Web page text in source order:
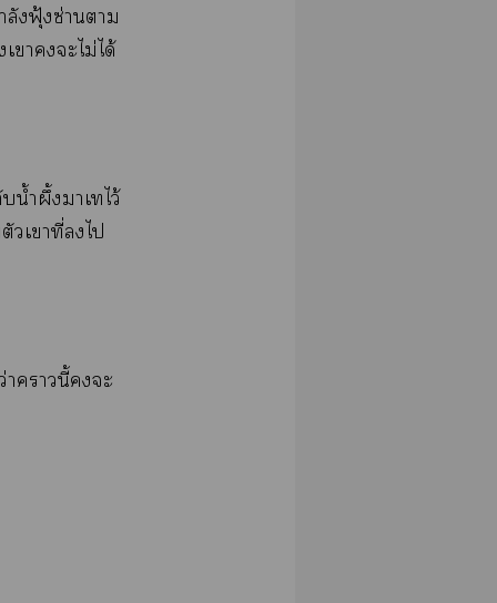
ฟุ้​ซ่​​
ไม่​ได้​
น้ำ​ึ้​​​ไว้​
​​​
​​ี้​​​